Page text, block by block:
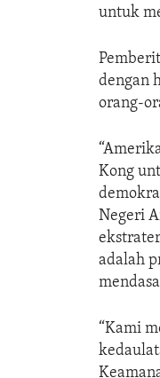
untuk
dengan
orang-
Kong
Negeri
adalah
“Kami